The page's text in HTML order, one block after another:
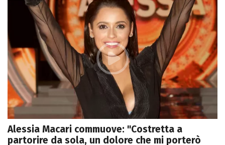
Alessia Macari commuove: "Costretta a
partorire da sola, un dolore che mi porterò